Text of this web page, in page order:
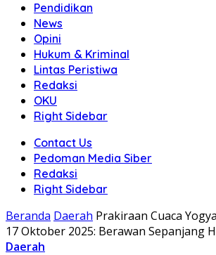
Pendidikan
News
Opini
Hukum & Kriminal
Lintas Peristiwa
Redaksi
OKU
Right Sidebar
Contact Us
Pedoman Media Siber
Redaksi
Right Sidebar
Beranda Daerah Prakiraan Cuaca
17 Oktober 2025: Berawan Sepanjang
Daerah